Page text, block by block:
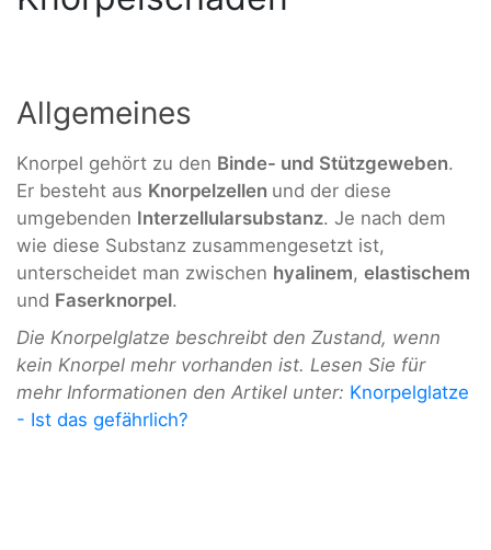
Allgemeines
Knorpel gehört zu den Binde- und Stützgeweben.
Er besteht aus Knorpelzellen und der diese
umgebenden Interzellularsubstanz. Je nach dem
wie diese Substanz zusammengesetzt ist,
unterscheidet man zwischen hyalinem, elastischem
und Faserknorpel.
Die Knorpelglatze beschreibt den Zustand, wenn
kein Knorpel mehr vorhanden ist. Lesen Sie für
mehr Informationen den Artikel unter: Knorpelglatze
- Ist das gefährlich?